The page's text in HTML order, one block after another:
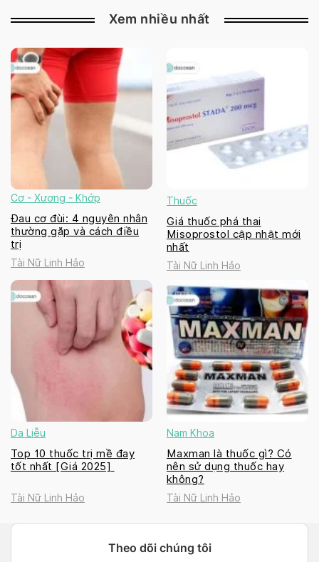
Xem nhiều nhất
Cơ - Xương - Khớp
Đau cơ đùi: 4 nguyên nhân
thường gặp và cách điều
trị
Tài Nữ Linh Hảo
Thuốc
Giá thuốc phá thai
Misoprostol cập nhật mới
nhất
Tài Nữ Linh Hảo
Da Liễu
Top 10 thuốc trị mề đay
tốt nhất [Giá 2025]
Tài Nữ Linh Hảo
Nam Khoa
Maxman là thuốc gì? Có
nên sử dụng thuốc hay
không?
Tài Nữ Linh Hảo
Theo dõi chúng tôi